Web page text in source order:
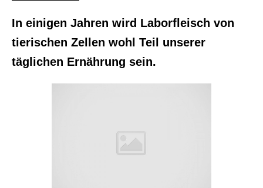
In einigen Jahren wird Laborfleisch von
tierischen Zellen wohl Teil unserer
täglichen Ernährung sein.